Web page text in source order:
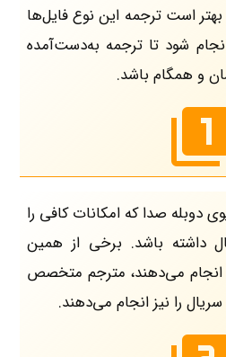
است ترجمه این نوع فایل‌ها
شود تا ترجمه به‌دست‌آمده
و همگام باشد.
دوبله صدا که امکانات کافی را
داشته باشد. برخی از همین
انجام می‌دهند، مترجم متخصص
را نیز انجام می‌دهند.